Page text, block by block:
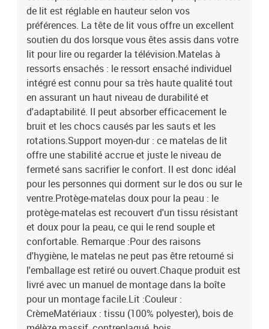
de lit est réglable en hauteur selon vos
préférences. La tête de lit vous offre un excellent
soutien du dos lorsque vous êtes assis dans votre
lit pour lire ou regarder la télévision.Matelas à
ressorts ensachés : le ressort ensaché individuel
intégré est connu pour sa très haute qualité tout
en assurant un haut niveau de durabilité et
d'adaptabilité. Il peut absorber efficacement le
bruit et les chocs causés par les sauts et les
rotations.Support moyen-dur : ce matelas de lit
offre une stabilité accrue et juste le niveau de
fermeté sans sacrifier le confort. Il est donc idéal
pour les personnes qui dorment sur le dos ou sur le
ventre.Protège-matelas doux pour la peau : le
protège-matelas est recouvert d'un tissu résistant
et doux pour la peau, ce qui le rend souple et
confortable. Remarque :Pour des raisons
d'hygiène, le matelas ne peut pas être retourné si
l'emballage est retiré ou ouvert.Chaque produit est
livré avec un manuel de montage dans la boîte
pour un montage facile.Lit :Couleur :
CrèmeMatériaux : tissu (100% polyester), bois de